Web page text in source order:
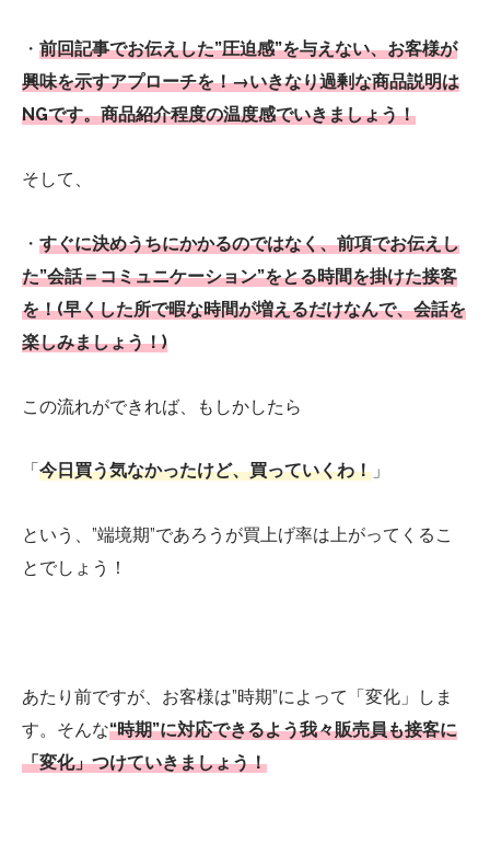
・ 前回記事でお伝えした”圧迫感”を与えない、お客様が
興味を示すアプローチを！→いきなり過剰な商品説明は
NGです。商品紹介程度の温度感でいきましょう！
そして、
・ すぐに決めうちにかかるのではなく、前項でお伝えし
た”会話＝コミュニケーション”をとる時間を掛けた接客
を！(早くした所で暇な時間が増えるだけなんで、会話を
楽しみましょう！)
この流れができれば、もしかしたら
「 今日買う気なかったけど、買っていくわ！ 」
という、”端境期”であろうが買上げ率は上がってくるこ
とでしょう！
あたり前ですが、お客様は”時期”によって「変化」しま
す。そんな“時期”に対応できるよう我々販売員も接客に
「変化」つけていきましょう！